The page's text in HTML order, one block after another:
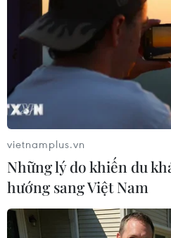
#Phó Thủ tướng Trịnh Đình Dũng
#Việt Nam-Na Uy
#Năng
vietnamplus.vn
Những lý do khiến du
hướng sang Việt Nam